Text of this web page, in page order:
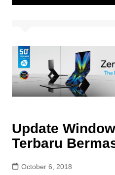
Update
Terbaru
October 6, 2018